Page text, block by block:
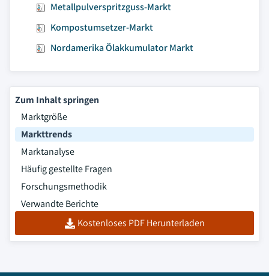
Metallpulverspritzguss-Markt
Kompostumsetzer-Markt
Nordamerika Ölakkumulator Markt
Zum Inhalt springen
Marktgröße
Markttrends
Marktanalyse
Häufig gestellte Fragen
Forschungsmethodik
Verwandte Berichte
Kostenloses PDF Herunterladen